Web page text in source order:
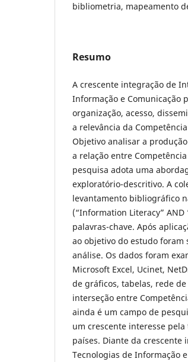
bibliometria, mapeamento
Resumo
A crescente integração de
Informação e Comunicação
organização, acesso,
a relevância da
Objetivo analisar a
a relação entre
pesquisa adota uma
exploratório-descritivo. A
levantamento bibliográfico
(“Information Literacy”
palavras-chave. Após
ao objetivo do estudo foram
análise. Os dados foram
Microsoft Excel, Ucinet,
de gráficos, tabelas, rede
interseção entre
ainda é um campo de
um crescente interesse
países. Diante da
Tecnologias de Informação